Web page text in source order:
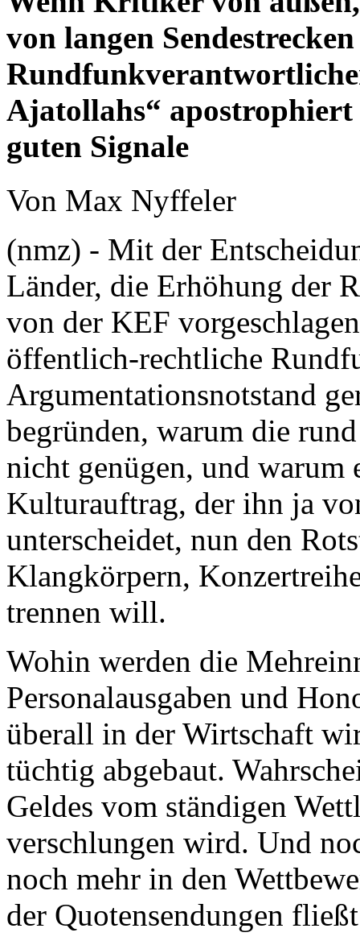
von langen
Ajatollahs“ apostrophiert
guten Signale
Von Max Nyffeler
(nmz) - Mit der
Länder, die Erhöhung der
von der KEF
öffentlich-rechtliche
Argumentationsnotstand
begründen, warum die
nicht genügen, und warum
Kulturauftrag, der ihn ja
unterscheidet, nun den
Klangkörpern,
trennen will.
Wohin werden die
Personalausgaben und
überall in der Wirtschaft
tüchtig abgebaut.
Geldes vom ständigen
verschlungen wird. Und
noch mehr in den
der Quotensendungen